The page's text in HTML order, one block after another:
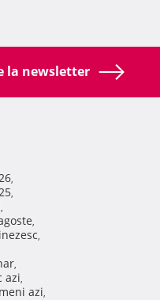
la newsletter
,
,
,
,
,
,
azi,
azi,